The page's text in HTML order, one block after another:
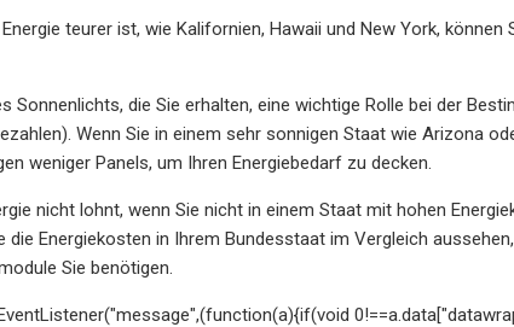
teurer ist, wie Kalifornien, Hawaii und New York,
Sonnenlichts, die Sie erhalten, eine wichtige Rolle bei der
Wenn Sie in einem sehr sonnigen Staat wie Arizona
weniger Panels, um Ihren Energiebedarf zu decken.
nicht lohnt, wenn Sie nicht in einem Staat mit hohen
die Energiekosten in Ihrem Bundesstaat im Vergleich
Sie benötigen.